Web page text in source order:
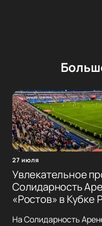
27 июля
Увлекательное
Солидарность
«Ростов» в Кубке
На Солидарность